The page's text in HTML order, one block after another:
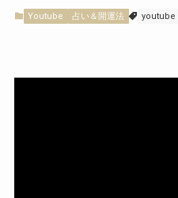
Youtube 占い＆開運法 youtube